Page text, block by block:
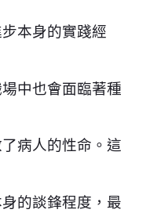
本身的實踐經
中也會面臨著種
病人的性命。這
的談鋒程度，最